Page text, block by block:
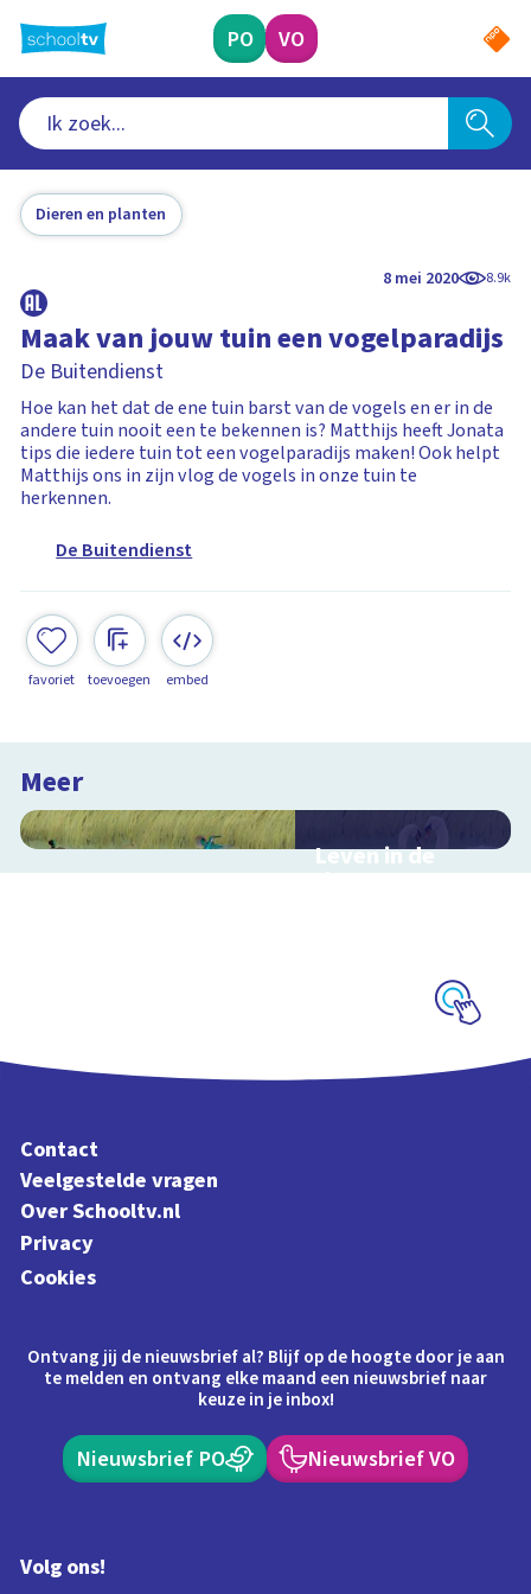
naar
hoofdinhoud
PO VO
Dieren en planten
8 mei 2020 8.9k
Maak van jouw tuin een vogelparadijs
De Buitendienst
Hoe kan het dat de ene tuin barst van de vogels en er in de
andere tuin nooit een te bekennen is? Matthijs heeft Jonata
tips die iedere tuin tot een vogelparadijs maken! Ook helpt
Matthijs ons in zijn vlog de vogels in onze tuin te
herkennen.
De Buitendienst
favoriet toevoegen embed
Meer
Leven in de
sloot
Contact
Veelgestelde vragen
Over Schooltv.nl
Privacy
Cookies
Ontvang jij de nieuwsbrief al? Blijf op de hoogte door je aan
te melden en ontvang elke maand een nieuwsbrief naar
keuze in je inbox!
Nieuwsbrief PO Nieuwsbrief VO
Volg ons!